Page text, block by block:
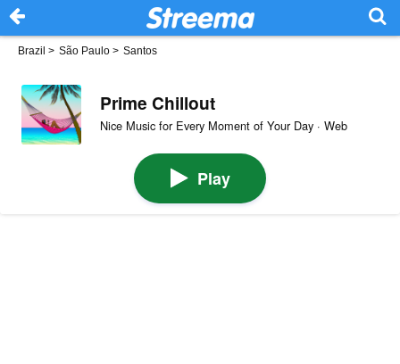
Brazil > São Paulo > Santos
Prime Chillout
Nice Music for Every Moment of Your Day · Web
Play